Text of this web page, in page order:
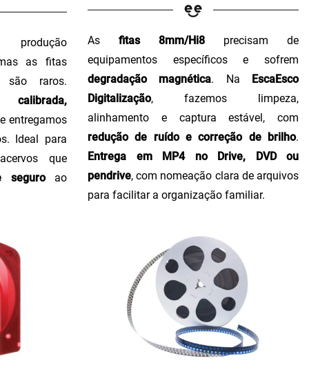
as fitas
são raros.
entregamos
Ideal para
que
seguroao
As fitas 8mm/Hi8 precisam de
equipamentos específicos e sofrem
degradação magnética. Na EscaEsco
Digitalização, fazemos limpeza,
alinhamento e captura estável, com
redução de ruído e correção de brilho.
Entrega em MP4 no Drive, DVD ou
pendrive, com nomeação clara de arquivos
para facilitar a organização familiar.